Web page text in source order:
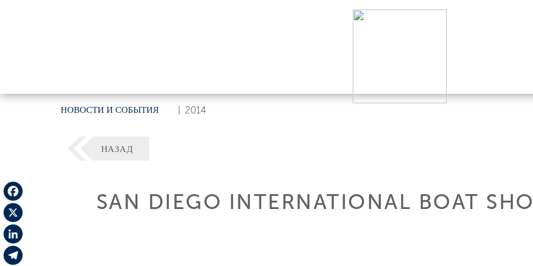
НОВОСТИ И СОБЫТИЯ 2014
Facebook
X
LinkedIn
НАЗАД
SAN DIEGO INTERNATIONAL BOAT